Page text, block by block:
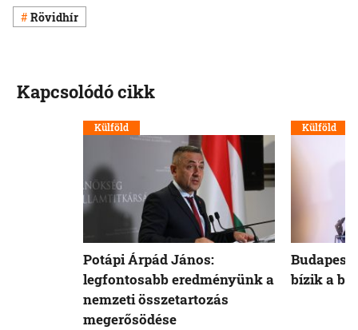
Rövidhír
Kapcsolódó cikk
Külföld
Potápi Árpád János:
legfontosabb eredményünk a
nemzeti összetartozás
megerősödése
Külföld
Budapest
bízik a